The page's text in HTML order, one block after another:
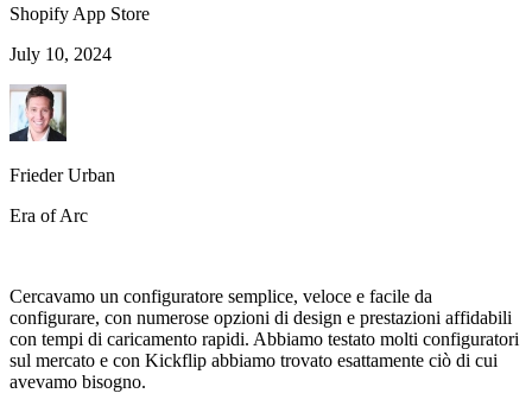
Shopify App Store
July 10, 2024
Frieder Urban
Era of Arc
Cercavamo un configuratore semplice, veloce e facile da
configurare, con numerose opzioni di design e prestazioni affidabili
con tempi di caricamento rapidi. Abbiamo testato molti configuratori
sul mercato e con Kickflip abbiamo trovato esattamente ciò di cui
avevamo bisogno.